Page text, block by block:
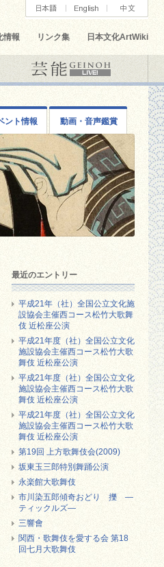
情報 リンク集 日本文化ArtWiki
ント情報 動画・音声鑑賞
最近のエントリー
平成21年（社）全国公立文化施
設協会主催西コース松竹大歌舞
伎 近松座公演
平成21年度（社）全国公立文化
施設協会主催西コース松竹大歌
舞伎 近松座公演
平成21年度（社）全国公立文化
施設協会主催西コース松竹大歌
舞伎 近松座公演
平成21年度（社）全国公立文化
施設協会主催西コース松竹大歌
舞伎 近松座公演
第19回 上方歌舞伎会(2009)
坂東玉三郎特別舞踊公演
永楽館大歌舞伎
市川染五郎傾奇おどり 擽 ―
ティックルズ―
三響會
関西・歌舞伎を愛する会 第18
回七月大歌舞伎